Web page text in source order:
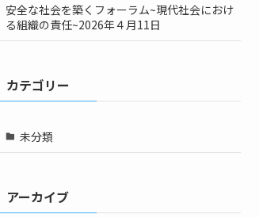
安全な社会を築くフォーラム~現代社会におけ
る組織の責任~2026年４月11日
カテゴリー
未分類
アーカイブ